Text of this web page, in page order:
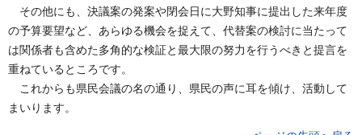
その他にも、決議案の発案や閉会日に大野知事に提出した来年度
の予算要望など、あらゆる機会を捉えて、代替案の検討に当たって
は関係者も含めた多角的な検証と最大限の努力を行うべきと提言を
重ねているところです。
これからも県民会議の名の通り、県民の声に耳を傾け、活動して
まいります。